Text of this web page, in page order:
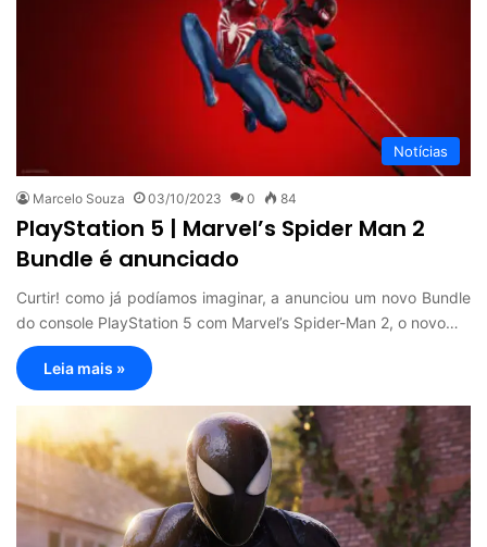
Notícias
Marcelo Souza 03/10/2023 0 84
PlayStation 5 | Marvel’s Spider Man 2
Bundle é anunciado
Curtir! como já podíamos imaginar, a anunciou um novo Bundle
do console PlayStation 5 com Marvel’s Spider-Man 2, o novo…
Leia mais »